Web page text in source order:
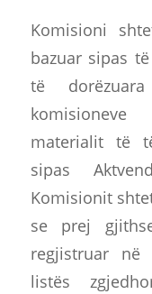
Komisioni
bazuar sipas
të
materialit të
sipas
Komisionit
se prej
regjistruar
listës